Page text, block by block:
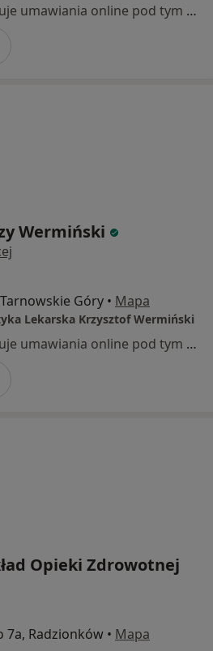
Specjalista nie oferuje umawiania online pod tym adresem.
Wermiński
Góry • Mapa
Lekarska Krzysztof Wermiński
Specjalista nie oferuje umawiania online pod tym adresem.
Opieki Zdrowotnej
7a, Radzionków • Mapa